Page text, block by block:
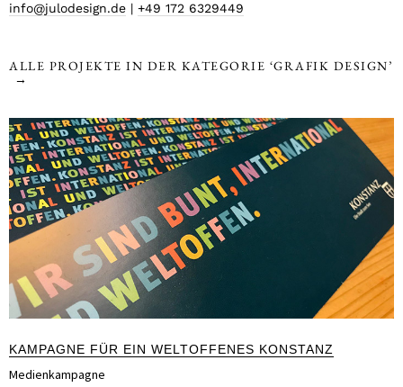
info@julodesign.de | +49 172 6329449
ALLE PROJEKTE IN DER KATEGORIE ‘GRAFIK DESIGN’
KAMPAGNE FÜR EIN WELTOFFENES KONSTANZ
Medienkampagne